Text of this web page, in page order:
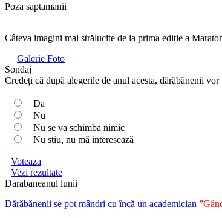
Poza saptamanii
Câteva imagini mai strălucite de la prima ediție a
Galerie Foto
Sondaj
Credeți că după alegerile de anul acesta, dărăbănenii
Da
Nu
Nu se va schimba nimic
Nu știu, nu mă interesează
Voteaza
Vezi rezultate
Darabaneanul lunii
Dărăbănenii se pot mândri cu încă un academician